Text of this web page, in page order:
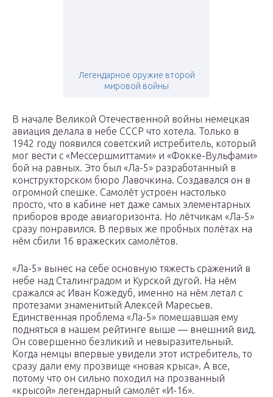
Легендарное оружие второй
мировой войны
В начале Великой Отечественной войны немецкая
авиация делала в небе СССР что хотела. Только в
1942 году появился советский истребитель, который
мог вести с «Мессершмиттами» и «Фокке-Вульфами»
бой на равных. Это был «Ла-5» разработанный в
конструкторском бюро Лавочкина. Создавался он в
огромной спешке. Самолёт устроен настолько
просто, что в кабине нет даже самых элементарных
приборов вроде авиагоризонта. Но лётчикам «Ла-5»
сразу понравился. В первых же пробных полётах на
нём сбили 16 вражеских самолётов.
«Ла-5» вынес на себе основную тяжесть сражений в
небе над Сталинградом и Курской дугой. На нём
сражался ас Иван Кожедуб, именно на нём летал с
протезами знаменитый Алексей Маресьев.
Единственная проблема «Ла-5» помешавшая ему
подняться в нашем рейтинге выше — внешний вид.
Он совершенно безликий и невыразительный.
Когда немцы впервые увидели этот истребитель, то
сразу дали ему прозвище «новая крыса». А все,
потому что он сильно походил на прозванный
«крысой» легендарный самолёт «И-16».